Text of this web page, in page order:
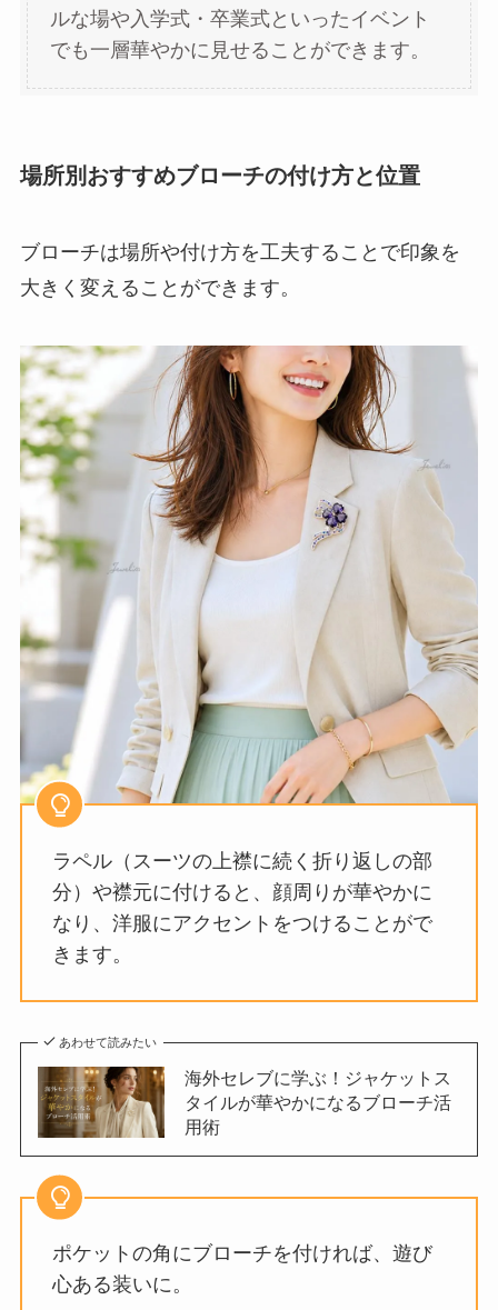
ルな場や入学式・卒業式といったイベント
でも一層華やかに見せることができます。
場所別おすすめブローチの付け方と位置
ブローチは場所や付け方を工夫することで印象を
大きく変えることができます。
ラペル（スーツの上襟に続く折り返しの部
分）や襟元に付けると、顔周りが華やかに
なり、洋服にアクセントをつけることがで
きます。
あわせて読みたい
海外セレブに学ぶ！ジャケットス
タイルが華やかになるブローチ活
用術
ポケットの角にブローチを付ければ、遊び
心ある装いに。